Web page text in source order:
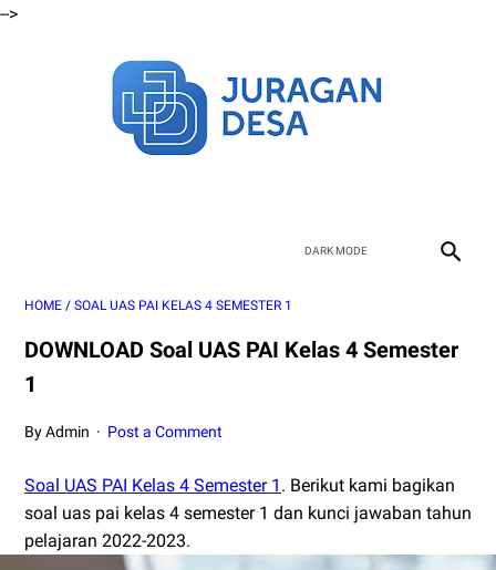
-->
HOME / SOAL UAS PAI KELAS 4 SEMESTER 1
DOWNLOAD Soal UAS PAI Kelas 4 Semester
1
By Admin Post a Comment
Soal UAS PAI Kelas 4 Semester 1 . Berikut kami bagikan
soal uas pai kelas 4 semester 1 dan kunci jawaban tahun
pelajaran 2022-2023.